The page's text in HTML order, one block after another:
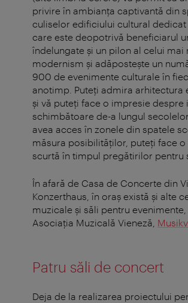
privire în ambianţa captivantă din
culiselor edificiului cultural dedicat
care este deopotrivă beneficiarul
îndelungate şi un pilon al celui mai
modernism şi adăposteşte un
900 de evenimente culturale în
anotimp. Puteţi admira arhitectura
şi vă puteţi face o impresie despre
schimbătoare de-a lungul
avea acces în zonele din spatele
măsura posibilităţilor, puteţi face o
scurtă în timpul pregătirilor pentru
În afară de Casa de Concerte din
Konzerthaus, în oraş există şi alte
muzicale şi săli pentru
Asociaţia Muzicală Vieneză,
Patru săli de concert
Deja de la realizarea proiectului